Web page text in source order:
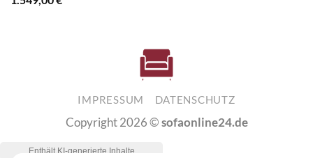
IMPRESSUM DATENSCHUTZ
Copyright 2026 ©sofaonline24.de